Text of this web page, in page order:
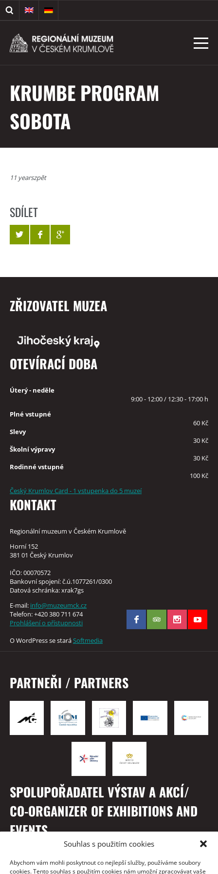
Souhlas s použitím cookies
Abychom vám mohli poskytnout co nejlepší služby, používáme soubory
cookies. Tento souhlas s použitím cookies nám umožní zpracovávat vaše
KRUMBE PROGRAM
SOBOTA
11 yearszpět
SDÍLET
ZŘIZOVATEL MUZEA
OTEVÍRACÍ DOBA
Úterý - neděle
9:00 - 12:00 / 12:30 - 17:00 h
Plné vstupné
60 Kč
Slevy
30 Kč
Školní výpravy
30 Kč
Rodinné vstupné
100 Kč
Český Krumlov Card - 1 vstupenka do 5 muzeí
KONTAKT
Regionální muzeum v Českém Krumlově
Horní 152
381 01 Český Krumlov
IČO: 00070572
Bankovní spojení: č.ú.1077261/0300
Datová schránka: xrak7gs
E-mail: info@muzeumck.cz
Telefon: +420 380 711 674
Prohlášení o přístupnosti
O WordPress se staráSoftmedia
PARTNEŘI / PARTNERS
SPOLUPOŘADATEL VÝSTAV A AKCÍ/
CO-ORGANIZER OF EXHIBITIONS AND
EVENTS